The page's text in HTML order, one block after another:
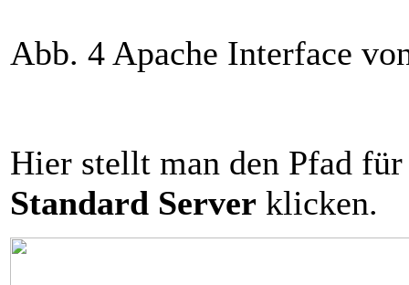
Abb. 4 Apache Interface
Hier stellt man den Pfad
Standard Server klicken.